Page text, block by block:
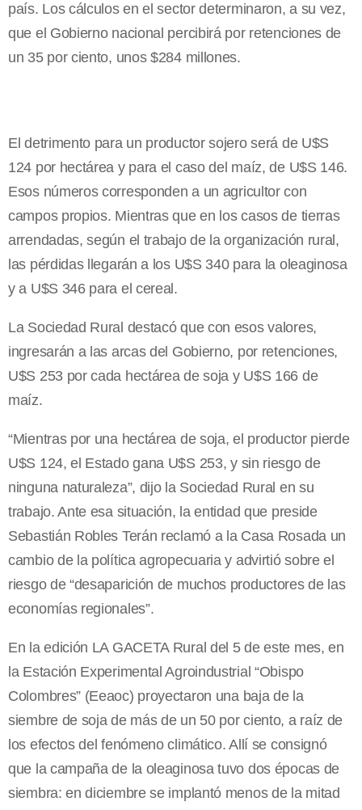
país. Los cálculos en el sector determinaron, a su vez,
que el Gobierno nacional percibirá por retenciones de
un 35 por ciento, unos $284 millones.
El detrimento para un productor sojero será de U$S
124 por hectárea y para el caso del maíz, de U$S 146.
Esos números corresponden a un agricultor con
campos propios. Mientras que en los casos de tierras
arrendadas, según el trabajo de la organización rural,
las pérdidas llegarán a los U$S 340 para la oleaginosa
y a U$S 346 para el cereal.
La Sociedad Rural destacó que con esos valores,
ingresarán a las arcas del Gobierno, por retenciones,
U$S 253 por cada hectárea de soja y U$S 166 de
maíz.
“Mientras por una hectárea de soja, el productor pierde
U$S 124, el Estado gana U$S 253, y sin riesgo de
ninguna naturaleza”, dijo la Sociedad Rural en su
trabajo. Ante esa situación, la entidad que preside
Sebastián Robles Terán reclamó a la Casa Rosada un
cambio de la política agropecuaria y advirtió sobre el
riesgo de “desaparición de muchos productores de las
economías regionales”.
En la edición LA GACETA Rural del 5 de este mes, en
la Estación Experimental Agroindustrial “Obispo
Colombres” (Eeaoc) proyectaron una baja de la
siembre de soja de más de un 50 por ciento, a raíz de
los efectos del fenómeno climático. Allí se consignó
que la campaña de la oleaginosa tuvo dos épocas de
siembra: en diciembre se implantó menos de la mitad